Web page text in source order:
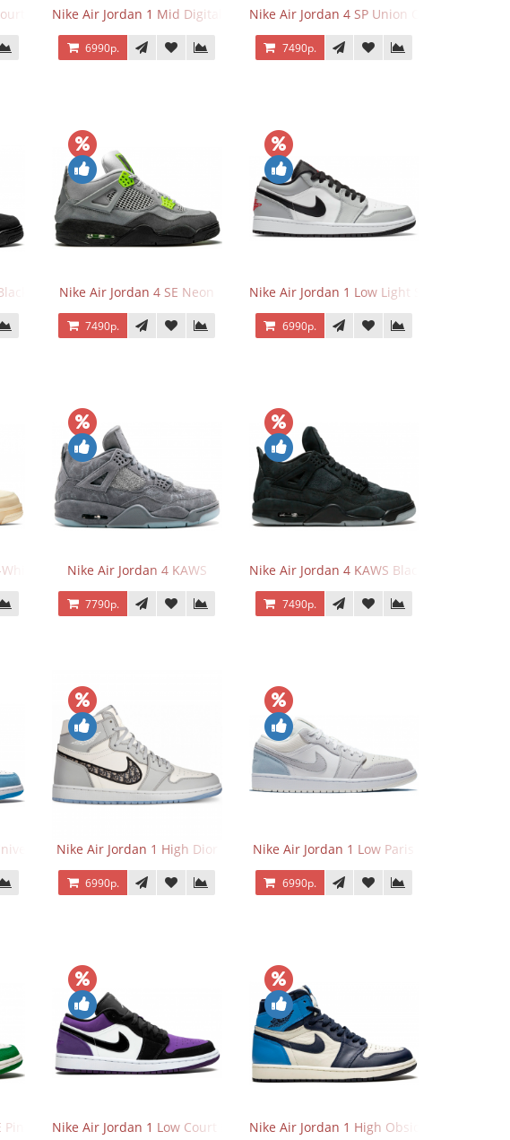
Purple 2.0
Nike Air Jordan 1 Mid Digital Pink
6990р.
Nike Air Jordan 4 SP Union Off Noir
7490р.
Cat Nike Air Jordan 4 SE Neon
7490р.
Nike Air Jordan 1 Low Light Smoke Grey
6990р.
Sail Nike Air Jordan 4 KAWS
7790р.
Nike Air Jordan 4 KAWS Black
7490р.
Blue
Nike Air Jordan 1 High Dior
6990р.
Nike Air Jordan 1 Low Paris
6990р.
Pine GreenNike Air Jordan 1 Low Court PurpleNike Air Jordan 1 High Obsidian University